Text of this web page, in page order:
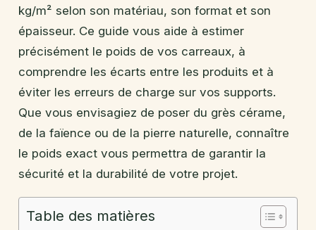
kg/m² selon son matériau, son format et son
épaisseur. Ce guide vous aide à estimer
précisément le poids de vos carreaux, à
comprendre les écarts entre les produits et à
éviter les erreurs de charge sur vos supports.
Que vous envisagiez de poser du grès cérame,
de la faïence ou de la pierre naturelle, connaître
le poids exact vous permettra de garantir la
sécurité et la durabilité de votre projet.
Table des matières